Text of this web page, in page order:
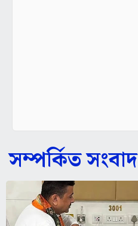
সম্পর্কিত সংবাদ